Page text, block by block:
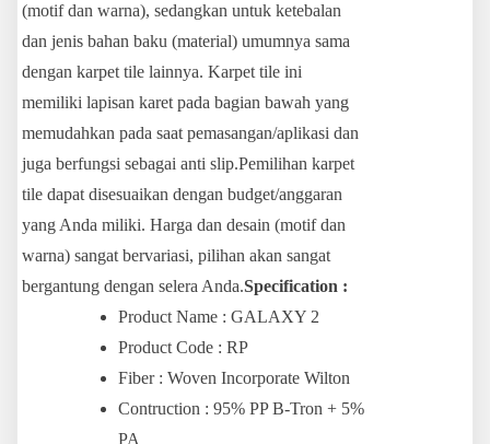
(motif dan warna), sedangkan untuk ketebalan
dan jenis bahan baku (material) umumnya sama
dengan karpet tile lainnya. Karpet tile ini
memiliki lapisan karet pada bagian bawah yang
memudahkan pada saat pemasangan/aplikasi dan
juga berfungsi sebagai anti slip.Pemilihan karpet
tile dapat disesuaikan dengan budget/anggaran
yang Anda miliki. Harga dan desain (motif dan
warna) sangat bervariasi, pilihan akan sangat
bergantung dengan selera Anda.Specification :
Product Name : GALAXY 2
Product Code : RP
Fiber : Woven Incorporate Wilton
Contruction : 95% PP B-Tron + 5%
PA